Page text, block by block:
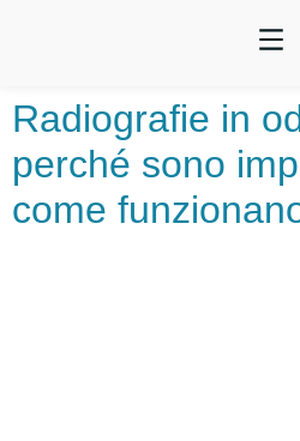
Radiografie in
perché sono
come